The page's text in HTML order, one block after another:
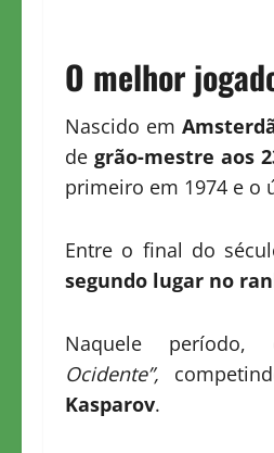
O melhor
Nascido em
degrão-mestre aos
primeiro em 1974 e o
Entre o final do
segundo lugar no
Naquele
Ocidente”,
Kasparov.